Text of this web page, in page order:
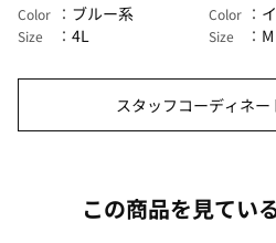
Color ブルー系
Size 4L
Color
Size M
スタッフコーディネ
この商品を見てい